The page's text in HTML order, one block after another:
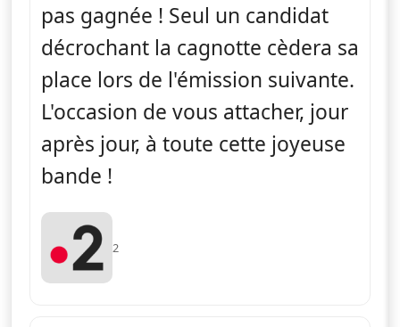
pas gagnée ! Seul un candidat
décrochant la cagnotte cèdera sa
place lors de l'émission suivante.
L'occasion de vous attacher, jour
après jour, à toute cette joyeuse
bande !
2